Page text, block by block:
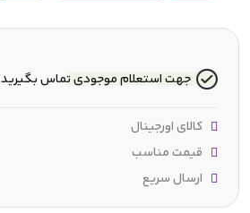
جهت استعلام موجودی تماس بگیرید
کالای اورجینال
قیمت مناسب
ارسال سریع